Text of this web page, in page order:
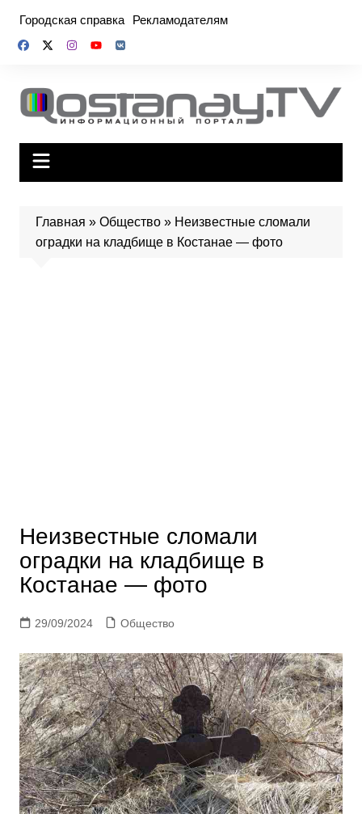
содержимому
Городская справка Рекламодателям
Главная » Общество» Неизвестные сломали
оградки на кладбище в Костанае — фото
Неизвестные сломали
оградки на кладбище в
Костанае — фото
29/09/2024 Общество